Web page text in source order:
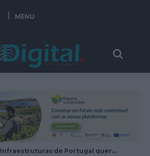
MENU
Infraestruturas de Portugal quer...